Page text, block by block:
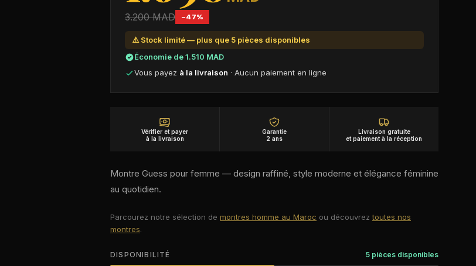
3.200MAD −47%
⚠️ Stock limité — plus que 5 pièces disponibles
Économie de1.510 MAD
Vous payez à la livraison · Aucun paiement en ligne
Vérifier et payer
à la livraison
Garantie
2 ans
Livraison gratuite
et paiement à la réception
Montre Guess pour femme — design raffiné, style moderne et élégance féminine
au quotidien.
Parcourez notre sélection de montres homme au Maroc ou découvrez toutes nos
montres.
DISPONIBILITÉ 5 pièces disponibles